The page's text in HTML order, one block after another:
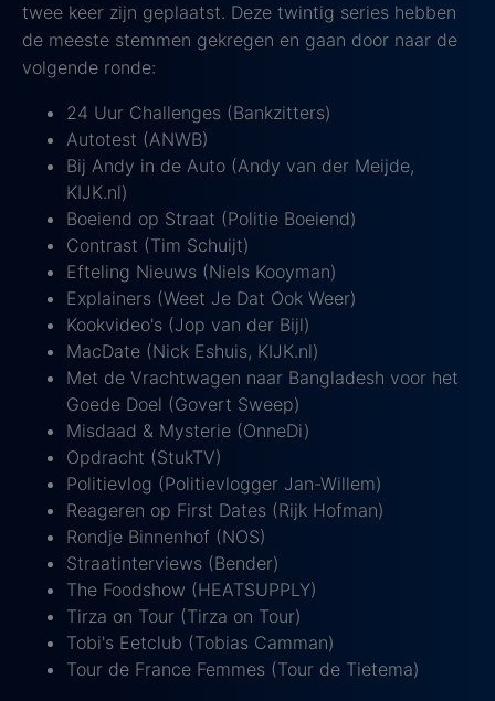
twee keer zijn geplaatst. Deze twintig series hebben
de meeste stemmen gekregen en gaan door naar de
volgende ronde:
24 Uur Challenges (Bankzitters)
Autotest (ANWB)
Bij Andy in de Auto (Andy van der Meijde,
KIJK.nl)
Boeiend op Straat (Politie Boeiend)
Contrast (Tim Schuijt)
Efteling Nieuws (Niels Kooyman)
Explainers (Weet Je Dat Ook Weer)
Kookvideo's (Jop van der Bijl)
MacDate (Nick Eshuis, KIJK.nl)
Met de Vrachtwagen naar Bangladesh voor het
Goede Doel (Govert Sweep)
Misdaad & Mysterie (OnneDi)
Opdracht (StukTV)
Politievlog (Politievlogger Jan-Willem)
Reageren op First Dates (Rijk Hofman)
Rondje Binnenhof (NOS)
Straatinterviews (Bender)
The Foodshow (HEATSUPPLY)
Tirza on Tour (Tirza on Tour)
Tobi's Eetclub (Tobias Camman)
Tour de France Femmes (Tour de Tietema)